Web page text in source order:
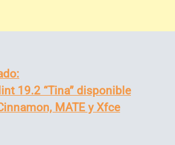
19.2 “Tina” disponible
MATE y Xfce